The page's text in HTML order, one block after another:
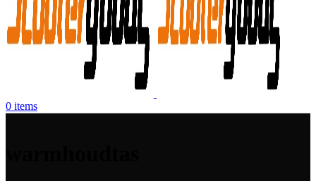
0 items